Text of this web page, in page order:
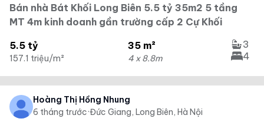
Bán nhà Bát Khối Long Biên 5.5 tỷ 35m2 5 tầng
MT 4m kinh doanh gần trường cấp 2 Cự Khối
5.5 tỷ
157.1 triệu/m²
35 m²
4 x 8.8m
3
4
Hoàng Thị Hồng Nhung
6 tháng trước·Đức Giang, Long Biên, Hà Nội